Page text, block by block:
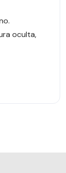
oculta,